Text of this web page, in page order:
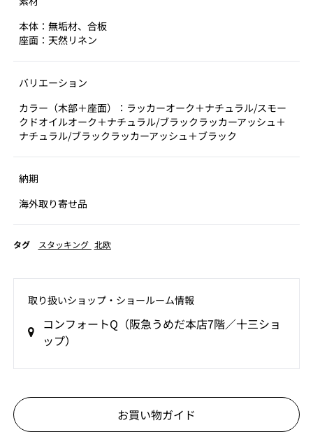
本体：無垢材、合板
座面：天然リネン
バリエーション
カラー（木部＋座面）：ラッカーオーク＋ナチュラル/スモー
クドオイルオーク＋ナチュラル/ブラックラッカーアッシュ＋
ナチュラル/ブラックラッカーアッシュ＋ブラック
納期
海外取り寄せ品
タグ スタッキング 北欧
取り扱いショップ‧ショールーム情報
コンフォートQ（阪急うめだ本店7階／十三ショ
ップ）
お買い物ガイド